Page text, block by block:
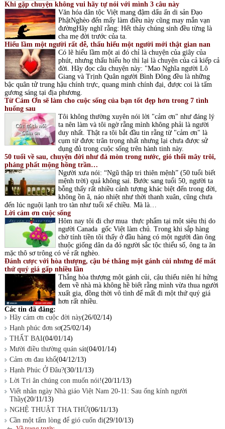
Khi gặp chuyện không vui hãy tự nói với mình 3 câu này
Văn hóa dân tộc Việt mang đậm dấu ấn di sản Đạo
PhậtNghèo đến mấy làm điều này cũng may mắn vạn
đườngHãy nghĩ rằng: Hết thảy chúng sinh đều từng là
cha mẹ đời trước của ta.
Hiểu lầm một người rất dễ, thấu hiểu một người mới thật gian nan
Có lẽ hiểu lầm một ai đó chỉ là chuyện của giây của
phút, nhưng thấu hiểu họ thì lại là chuyện của cả kiếp cả
đời. Hãy đọc câu chuyện này: "Mao Nghĩa người Lô
Giang và Trịnh Quân người Bình Đông đều là những
bậc quân tử trung hậu chính trực, quang minh chính đại, được coi là tấm
gương sáng tại địa phương.
Từ Cảm Ơn sẽ làm cho cuộc sống của bạn tốt đẹp hơn trong 7 tình
huống sau
Tôi không thường xuyên nói lời "cảm ơn" như đáng lý
ta nên làm và tôi ngờ rằng mình không phải là người
duy nhất. Thật ra tôi bắt đầu tin rằng từ "cảm ơn" là
cụm từ được trân trọng nhất nhưng lại chưa được sử
dụng đủ trong cuộc sống trên hành tinh này.
50 tuổi về sau, chuyện đời như đá mòn trong nước, gió thổi mây trôi,
phảng phất mộng hồng trần…
Người xưa nói: “Ngũ thập tri thiên mệnh” (50 tuổi biết
mệnh trời) quả không sai. Bước sang tuổi 50, người ta
bỗng thấy rất nhiều cảnh tượng khác biệt đến trong đời,
không ồn ã, náo nhiệt như thời thanh xuân, cũng chưa
đến lúc nguội lạnh tro tàn như tuổi xế chiều. Mà là…
Lời cảm ơn cuộc sống
Hôm nay tôi đi chợ mua thực phẩm tại một siêu thị do
người Canada gốc Việt làm chủ. Trong khi sắp hàng
chờ tính tiền tôi thấy ở đầu hàng có một người đàn ông
thuộc giống dân da đỏ người sắc tộc thiểu số, ông ta ăn
mặc thô sơ trông có vẻ rất nghèo.
Đánh cược với hòa thượng, cậu bé thắng một gánh củi nhưng để mất
thứ quý giá gấp nhiều lần
Thắng hòa thượng một gánh củi, cậu thiếu niên hí hửng
đem về nhà mà không hề biết rằng mình vừa thua người
xuất gia, đồng thời vô tình để mất đi một thứ quý giá
hơn rất nhiều.
Các tin đã đăng:
Hãy cám ơn cuộc đời này(26/02/14)
Hạnh phúc đơn sơ(25/02/14)
THẤT BẠI(04/01/14)
Mười điều thường quán sát(04/01/14)
Cảm ơn đau khổ(04/12/13)
Hạnh Phúc Ở Đâu?(30/11/13)
Lời Tri ân chúng con muốn nói!(20/11/13)
Viết nhân ngày Nhà giáo Việt Nam 20-11: Sau ống kính người
Thầy(20/11/13)
NGHỆ THUẬT THA THỨ(06/11/13)
Cần một tấm lòng để gió cuốn đi(29/10/13)